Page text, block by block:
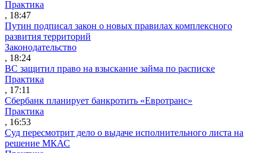
Практика
, 18:47
Путин подписал закон о новых правилах комплексного
развития территорий
Законодательство
, 18:24
ВС защитил право на взыскание займа по расписке
Практика
, 17:11
Сбербанк планирует банкротить «Евротранс»
Практика
, 16:53
Суд пересмотрит дело о выдаче исполнительного листа на
решение МКАС